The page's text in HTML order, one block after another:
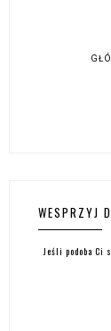
WESPRZYJ
Jeśli podoba Ci